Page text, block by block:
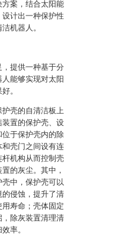
案，结合太阳能
计出一种保护性
机器人。
提供一种基于分
能够实现对太阳
。
壳的自清洁板上
置的保护壳、设
于保护壳内的除
壳门之间设有连
机构从而控制壳
的灰尘。其中，
中，保护壳可以
侵蚀，提升了清
寿命；壳体固定
除灰装置清理清
率。